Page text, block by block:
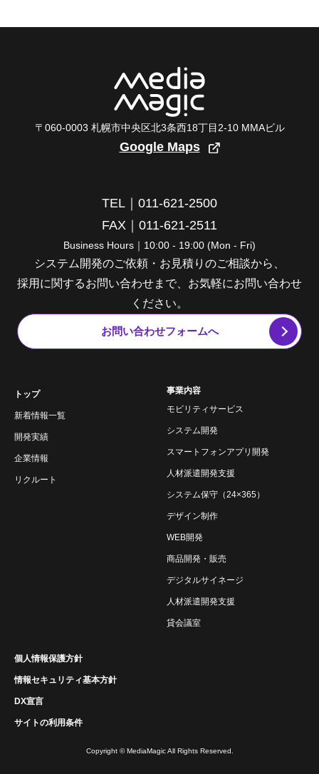
〒060-0003 札幌市中央区北3条西18丁目2-10 MMAビル
Google Maps
TEL｜011-621-2500
FAX｜011-621-2511
Business Hours｜10:00 - 19:00 (Mon - Fri)
システム開発のご依頼・お見積りのご相談から、
採用に関するお問い合わせまで、お気軽にお問い合わせ
ください。
お問い合わせフォームへ
トップ
新着情報一覧
開発実績
企業情報
リクルート
事業内容
モビリティサービス
システム開発
スマートフォンアプリ開発
人材派遣開発支援
システム保守（24×365）
デザイン制作
WEB開発
商品開発・販売
デジタルサイネージ
人材派遣開発支援
貸会議室
個人情報保護方針
情報セキュリティ基本方針
DX宣言
サイトの利用条件
Copyright © MediaMagic All Rights Reserved.